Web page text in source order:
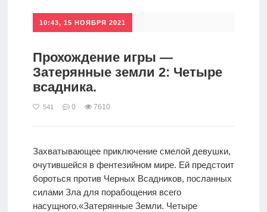
10:43, 15 НОЯБРЯ 2021
Прохождение игры —
Затерянные земли 2: Четыре
всадника.
541 0 7610
Захватывающее приключение смелой девушки,
очутившейся в фентезийном мире. Ей предстоит
бороться против Черных Всадников, посланных
силами Зла для порабощения всего
насущного.«Затерянные Земли. Четыре